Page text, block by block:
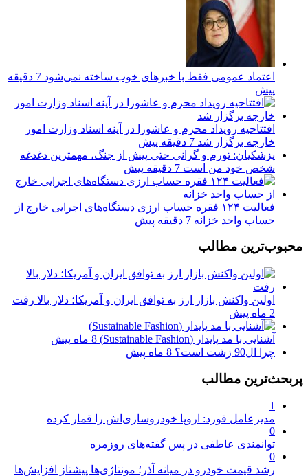
اعتماد عمومی فقط با خبرهای خوب ساخته نمی‌شود
7 دقیقه
پیش
افتتاحیه رویداد محرم و عاشورا در آینه اسناد وزارت امور
خارجه برگزار شد 7 دقیقه پیش
پزشکیان: تورم و گرانی حتی پیش از جنگ، مهمترین دغدغه
شخص خود من است 7 دقیقه پیش
فعالیت ۱۲۴ فقره حساب ارزی دستگاه‌های اجرایی خارج از
حساب واحد خزانه 7 دقیقه پیش
محبوب‌ترین مطالب
اولین واکنش بازار ارز به توافق ایران و آمریکا؛ دلار بالا رفت
2 ماه پیش
آشنایی با مد پایدار (Sustainable Fashion)
8 ماه پیش
چرا ال90 زشت است؟
8 ماه پیش
پربحث‌ترین مطالب
1
مدیرعامل فورد: اروپا خودروسازی‌اش را قمار کرده
0
توانمندی عاطفی در پس گفته‌های روزمره
0
رشد قیمت خودرو در میانه آذر؛ مونتاژی‌ها پیشتاز افزایش‌ها